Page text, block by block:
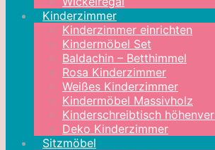
Kinderzimmer
Kinderzimmer einrichten
Kindermöbel Set
Baldachin – Betthimmel
Rosa Kinderzimmer
Weißes Kinderzimmer
Kindermöbel Massivholz
Kinderschreibtisch
Deko Kinderzimmer
Sitzmöbel